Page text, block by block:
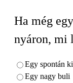
Ha még
nyáron, mi
Egy spontán
Egy nagy buli